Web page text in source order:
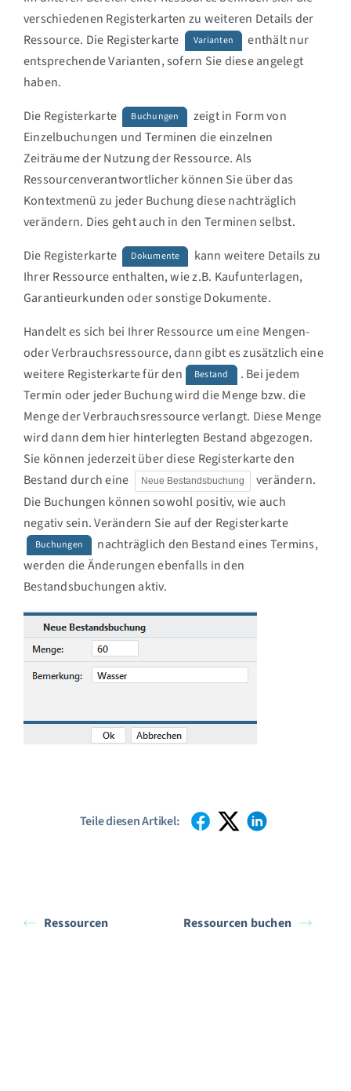
verschiedenen Registerkarten zu weiteren Details der
Ressource. Die Registerkarte
Varianten
enthält nur
entsprechende Varianten, sofern Sie diese angelegt
haben.
Die Registerkarte
Buchungen
zeigt in Form von
Einzelbuchungen und Terminen die einzelnen
Zeiträume der Nutzung der Ressource. Als
Ressourcenverantwortlicher können Sie über das
Kontextmenü zu jeder Buchung diese nachträglich
verändern. Dies geht auch in den Terminen selbst.
Die Registerkarte
Dokumente
kann weitere Details zu
Ihrer Ressource enthalten, wie z.B. Kaufunterlagen,
Garantieurkunden oder sonstige Dokumente.
Handelt es sich bei Ihrer Ressource um eine Mengen-
oder Verbrauchsressource, dann gibt es zusätzlich eine
weitere Registerkarte für den
Bestand
. Bei jedem
Termin oder jeder Buchung wird die Menge bzw. die
Menge der Verbrauchsressource verlangt. Diese Menge
wird dann dem hier hinterlegten Bestand abgezogen.
Sie können jederzeit über diese Registerkarte den
Bestand durch eine
Neue Bestandsbuchung
verändern.
Die Buchungen können sowohl positiv, wie auch
negativ sein. Verändern Sie auf der Registerkarte
Buchungen
nachträglich den Bestand eines Termins,
werden die Änderungen ebenfalls in den
Bestandsbuchungen aktiv.
Teile diesen Artikel:
Ressourcen Ressourcen buchen